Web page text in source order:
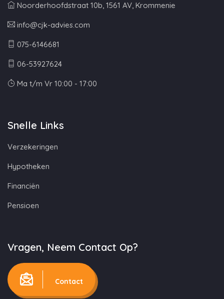
Noorderhoofdstraat 10b, 1561 AV, Krommenie
info@cjk-advies.com
075-6146681
06-53927624
Ma t/m Vr 10:00 - 17:00
Snelle Links
Verzekeringen
Hypotheken
Financiën
Pensioen
Vragen, Neem Contact Op?
Contact